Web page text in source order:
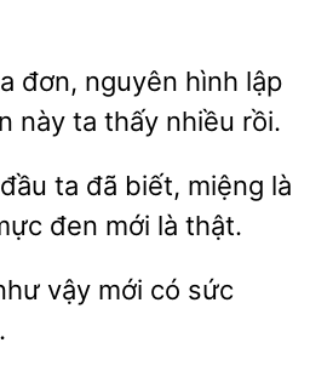
đơn, nguyên hình lập
ta thấy nhiều
ta đã biết, miệng là
đen mới là thật.
mới có